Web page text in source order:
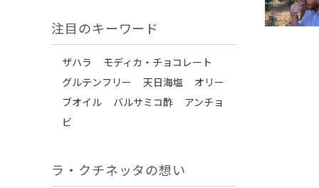
注目のキーワード
ザハラ
モディカ・チョコレート
グルテンフリー
天日海塩
オリー
ブオイル
バルサミコ酢
アンチョ
ビ
ラ・クチネッタの想い